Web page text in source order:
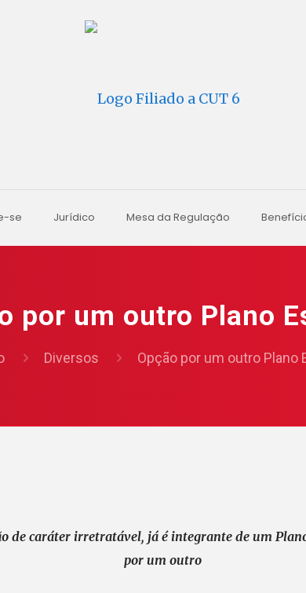
se Jurídico Mesa da Regulação
por um outro Plano
Diversos Opção por um outro Plano
de caráter irretratável, já é integrante de um
por um outro